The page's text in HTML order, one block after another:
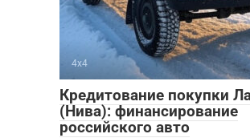
4х4
Кредитование покупки
(Нива): финансирование
российского авто